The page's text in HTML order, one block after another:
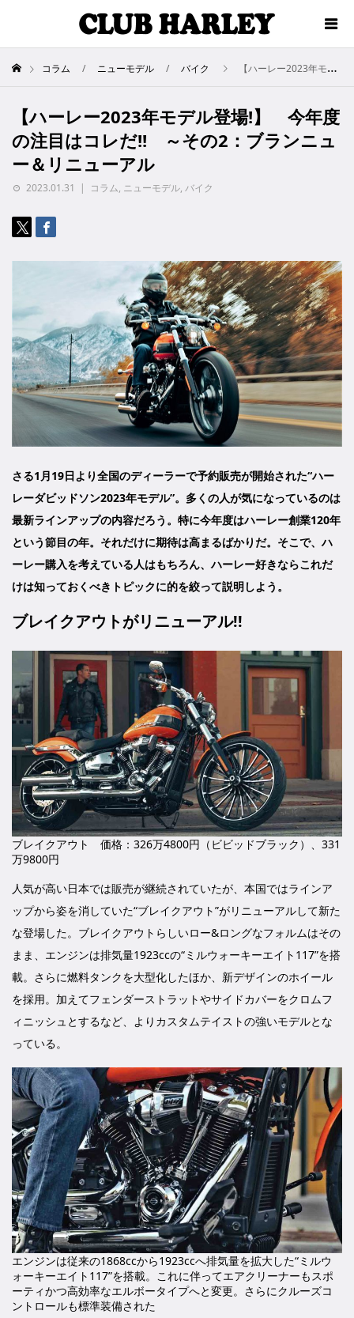
コラム ニューモデル バイク 【ハーレー2023年モデル登場!】 今年度の注目はコレだ!! ～その2：ブランニュー＆リニューアル
【ハーレー2023年モデル登場!】 今年度
の注目はコレだ!! ～その2：ブランニュ
ー＆リニューアル
2023.01.31 コラム, ニューモデル, バイク
さる1月19日より全国のディーラーで予約販売が開始された“ハー
レーダビッドソン2023年モデル”。多くの人が気になっているのは
最新ラインアップの内容だろう。特に今年度はハーレー創業120年
という節目の年。それだけに期待は高まるばかりだ。そこで、ハ
ーレー購入を考えている人はもちろん、ハーレー好きならこれだ
けは知っておくべきトピックに的を絞って説明しよう。
ブレイクアウトがリニューアル!!
ブレイクアウト 価格：326万4800円（ビビッドブラック）、331
万9800円
人気が高い日本では販売が継続されていたが、本国ではラインア
ップから姿を消していた“ブレイクアウト”がリニューアルして新た
な登場した。ブレイクアウトらしいロー&ロングなフォルムはその
まま、エンジンは排気量1923ccの“ミルウォーキーエイト117”を搭
載。さらに燃料タンクを大型化したほか、新デザインのホイール
を採用。加えてフェンダーストラットやサイドカバーをクロムフ
ィニッシュとするなど、よりカスタムテイストの強いモデルとな
っている。
エンジンは従来の1868ccから1923ccへ排気量を拡大した“ミルウ
ォーキーエイト117”を搭載。これに伴ってエアクリーナーもスポ
ーティかつ高効率なエルボータイプへと変更。さらにクルーズコ
ントロールも標準装備された